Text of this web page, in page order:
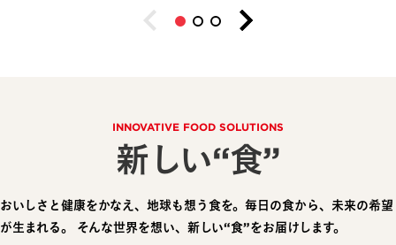
INNOVATIVE FOOD SOLUTIONS
新しい“食”
おいしさと健康をかなえ、地球も想う食を。毎日の食から、未来の希望
が生まれる。
そんな世界を想い、新しい“食”をお届けします。